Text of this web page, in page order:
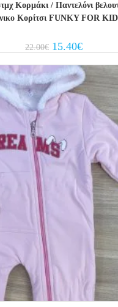
Κορμάκι / Παντελόνι
Κορίτσι FUNKY FOR
22.00€ Original
price
22.00€.
15.40€Current
price
15.40€.